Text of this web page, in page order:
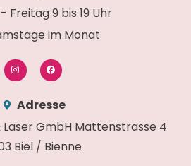
Freitag 9 bis 19 Uhr
im Monat
Adresse
Laser GmbH Mattenstrasse 4
Biel / Bienne